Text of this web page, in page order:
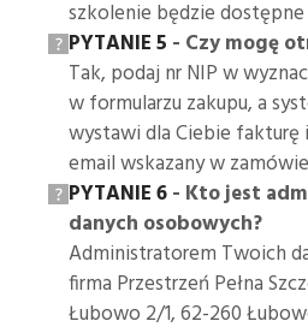
szkolenie będzie
PYTANIE 5 - Czy mogę
Tak, podaj nr NIP w
w formularzu zakupu, a
wystawi dla Ciebie fakturę
email wskazany w
PYTANIE 6- Kto jest
danych osobowych?
Administratorem Twoich
firma Przestrzeń Pełna
Łubowo 2/1, 62-260